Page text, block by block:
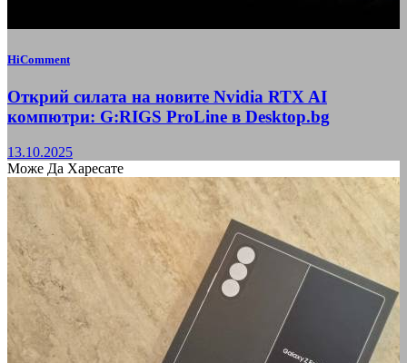
HiComment
Открий силата на новите Nvidia RTX AI
компютри: G:RIGS ProLine в Desktop.bg
13.10.2025
Може Да Харесате